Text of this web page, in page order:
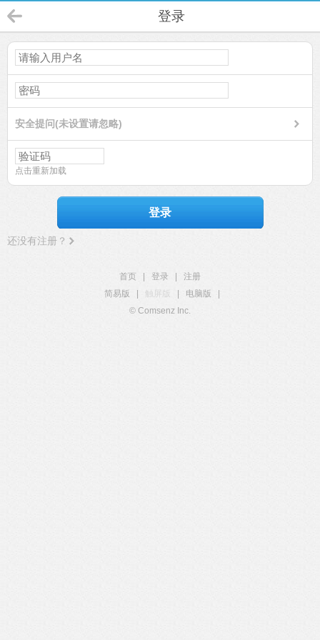
登录
安全提问(未设置请忽略)
点击重新加载
登录
还没有注册？
首页 登录
注册
简易版
触屏版 电脑版
© Comsenz Inc.